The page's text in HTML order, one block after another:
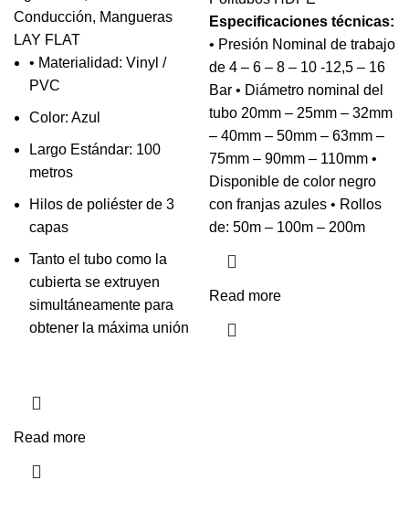
Conducción, Mangueras
LAY FLAT
• Materialidad: Vinyl /
PVC
Color: Azul
Largo Estándar: 100
metros
Hilos de poliéster de 3
capas
Tanto el tubo como la
cubierta se extruyen
simultáneamente para
obtener la máxima unión
Read more
Especificaciones técnicas:
• Presión Nominal de trabajo
de 4 – 6 – 8 – 10 -12,5 – 16
Bar • Diámetro nominal del
tubo 20mm – 25mm – 32mm
– 40mm – 50mm – 63mm –
75mm – 90mm – 110mm •
Disponible de color negro
con franjas azules • Rollos
de: 50m – 100m – 200m
Read more